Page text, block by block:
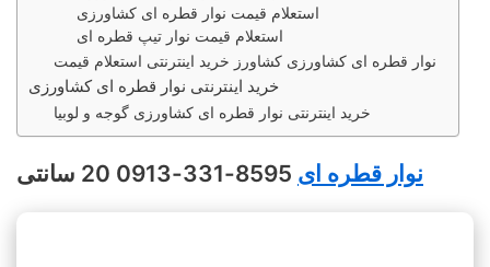
استعلام قیمت نوار قطره ای کشاورزی
استعلام قیمت نوار تیپ قطره ای
نوار قطره ای کشاورزی کشاورز خرید اینترنتی استعلام قیمت
خرید اینترنتی نوار قطره ای کشاورزی
خرید اینترنتی نوار قطره ای کشاورزی گوجه و لوبیا
نوار قطره ای